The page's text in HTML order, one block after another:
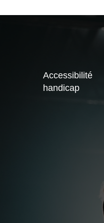
Accessibilité
handicap